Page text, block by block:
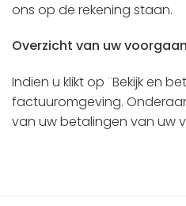
ons op de rekening staan.
Overzicht van uw
Indien u klikt op ¨Bekijk en
factuuromgeving.
van uw betalingen van uw